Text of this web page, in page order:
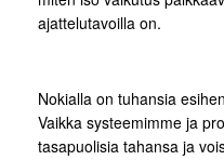
ajattelutavoilla on.
Nokialla on tuhansia
Vaikka systeemimme ja
tasapuolisia tahansa ja